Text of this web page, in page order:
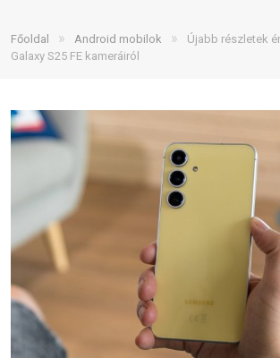
Főoldal » Android mobilok »
Újabb részletek
Galaxy S25 FE kameráiról